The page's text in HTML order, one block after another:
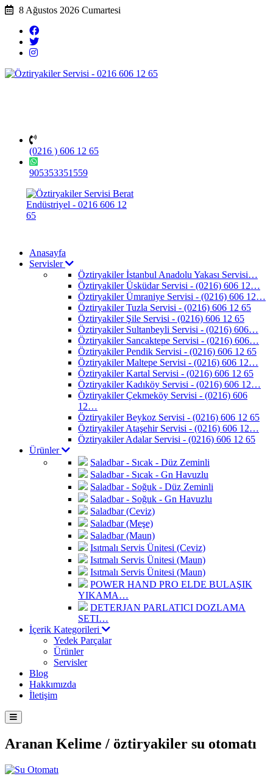
8 Ağustos 2026 Cumartesi
(0216 ) 606 12 65
905353351559
Anasayfa
Servisler
Öztiryakiler İstanbul Anadolu Yakası Servisi…
Öztiryakiler Üsküdar Servisi - (0216) 606 12…
Öztiryakiler Ümraniye Servisi - (0216) 606 12…
Öztiryakiler Tuzla Servisi - (0216) 606 12 65
Öztiryakiler Şile Servisi - (0216) 606 12 65
Öztiryakiler Sultanbeyli Servisi - (0216) 606…
Öztiryakiler Sancaktepe Servisi - (0216) 606…
Öztiryakiler Pendik Servisi - (0216) 606 12 65
Öztiryakiler Maltepe Servisi - (0216) 606 12…
Öztiryakiler Kartal Servisi - (0216) 606 12 65
Öztiryakiler Kadıköy Servisi - (0216) 606 12…
Öztiryakiler Çekmeköy Servisi - (0216) 606
12…
Öztiryakiler Beykoz Servisi - (0216) 606 12 65
Öztiryakiler Ataşehir Servisi - (0216) 606 12…
Öztiryakiler Adalar Servisi - (0216) 606 12 65
Ürünler
Saladbar - Sıcak - Düz Zeminli
Saladbar - Sıcak - Gn Havuzlu
Saladbar - Soğuk - Düz Zeminli
Saladbar - Soğuk - Gn Havuzlu
Saladbar (Ceviz)
Saladbar (Meşe)
Saladbar (Maun)
Isıtmalı Servis Ünitesi (Ceviz)
Isıtmalı Servis Ünitesi (Maun)
Isıtmalı Servis Ünitesi (Maun)
POWER HAND PRO ELDE BULAŞIK
YIKAMA…
DETERJAN PARLATICI DOZLAMA
SETI…
İçerik Kategorileri
Yedek Parçalar
Ürünler
Servisler
Blog
Hakkımızda
İletişim
Aranan Kelime / öztiryakiler su otomatı